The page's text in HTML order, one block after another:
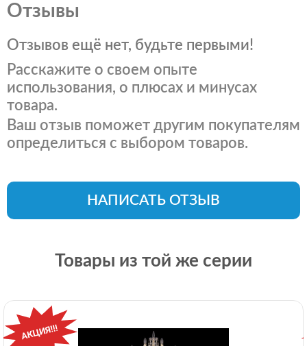
Отзывы
Отзывов ещё нет, будьте первыми!
Расскажите о своем опыте
использования, о плюсах и минусах
товара.
Ваш отзыв поможет другим покупателям
определиться с выбором товаров.
НАПИСАТЬ ОТЗЫВ
Товары из той же серии